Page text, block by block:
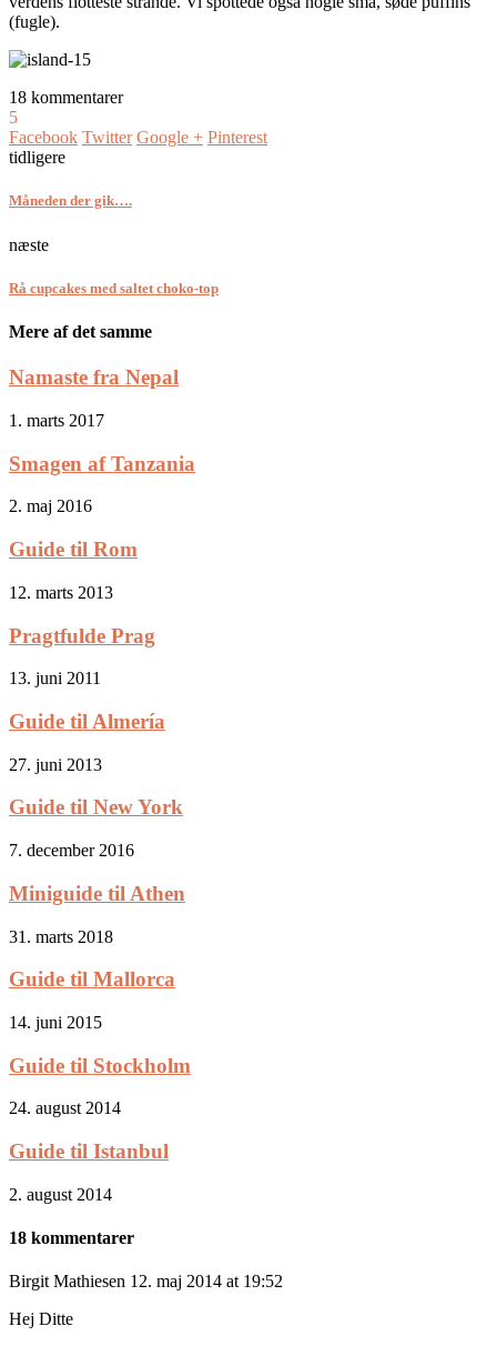
(fugle).
18 kommentarer
5
Facebook Twitter Google + Pinterest
tidligere
Måneden der gik….
næste
Rå cupcakes med saltet choko-top
Mere af det samme
Namaste fra Nepal
1. marts 2017
Smagen af Tanzania
2. maj 2016
Guide til Rom
12. marts 2013
Pragtfulde Prag
13. juni 2011
Guide til Almería
27. juni 2013
Guide til New York
7. december 2016
Miniguide til Athen
31. marts 2018
Guide til Mallorca
14. juni 2015
Guide til Stockholm
24. august 2014
Guide til Istanbul
2. august 2014
18 kommentarer
Birgit Mathiesen 12. maj 2014 at 19:52
Hej Ditte